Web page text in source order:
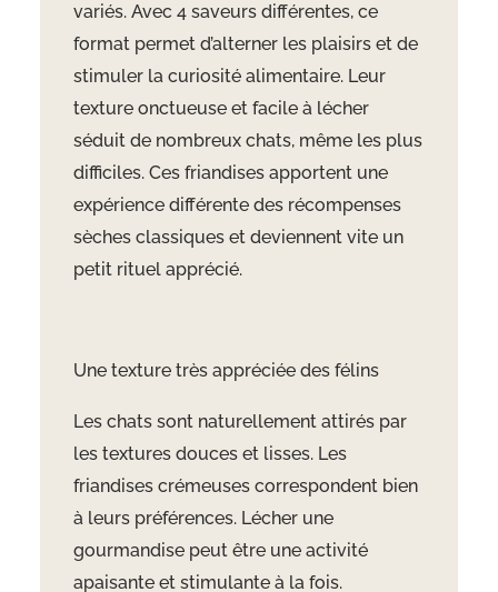
variés. Avec 4 saveurs différentes, ce
format permet d’alterner les plaisirs et de
stimuler la curiosité alimentaire. Leur
texture onctueuse et facile à lécher
séduit de nombreux chats, même les plus
difficiles. Ces friandises apportent une
expérience différente des récompenses
sèches classiques et deviennent vite un
petit rituel apprécié.
Une texture très appréciée des félins
Les chats sont naturellement attirés par
les textures douces et lisses. Les
friandises crémeuses correspondent bien
à leurs préférences. Lécher une
gourmandise peut être une activité
apaisante et stimulante à la fois.